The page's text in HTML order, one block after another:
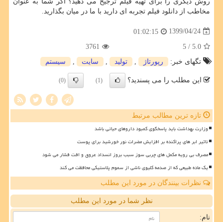
مخاطب از دانلود فیلم تجربه ای دارید با ما در میان بگذارید.
1399/04/24
01:02:15
5.0
/ 5
3761
تگهای خبر:
رپورتاژ تولید سایت سیستم
این مطلب را می پسندید؟ (1)
(0)
تازه ترین مطالب مرتبط
وزارت بهداشت باید پاسخگوی کمبود داروهای حیاتی باشد
تاثیر ابر های پراکنده بر افزایش مضرات نور خورشید برای پوست
مصرف بی رویه مکمل های چربی سوز سبب بروز انسداد عروق و افت فشار می شود
یک ماده طبیعی که از صدمه کلیوی ناشی از سموم پلاستیکی محافظت می کند
نظرات بینندگان در مورد این مطلب
نظر شما در مورد این مطلب
نام: